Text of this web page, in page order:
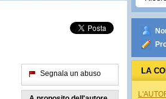
Segnala un abuso LA